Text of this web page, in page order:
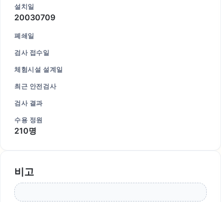
설치일
20030709
폐쇄일
검사 접수일
체험시설 설계일
최근 안전검사
검사 결과
수용 정원
210명
비고